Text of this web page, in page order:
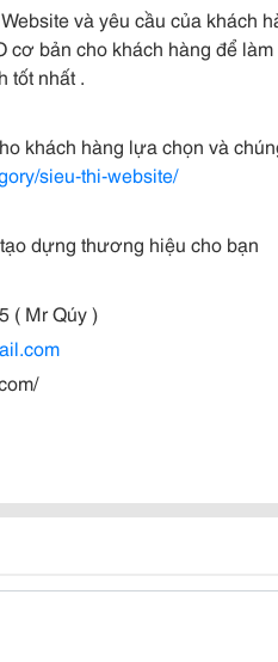
và yêu cầu của khách
bản cho khách hàng để
tốt nhất .
khách hàng lựa chọn và
sieu-thi-website/
dựng thương hiệu cho bạn
( Mr Qúy )